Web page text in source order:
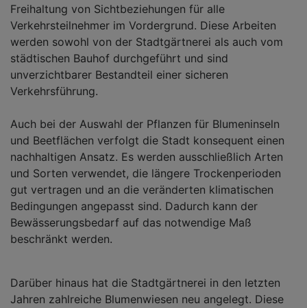
Freihaltung von Sichtbeziehungen für alle
Verkehrsteilnehmer im Vordergrund. Diese Arbeiten
werden sowohl von der Stadtgärtnerei als auch vom
städtischen Bauhof durchgeführt und sind
unverzichtbarer Bestandteil einer sicheren
Verkehrsführung.
Auch bei der Auswahl der Pflanzen für Blumeninseln
und Beetflächen verfolgt die Stadt konsequent einen
nachhaltigen Ansatz. Es werden ausschließlich Arten
und Sorten verwendet, die längere Trockenperioden
gut vertragen und an die veränderten klimatischen
Bedingungen angepasst sind. Dadurch kann der
Bewässerungsbedarf auf das notwendige Maß
beschränkt werden.
Darüber hinaus hat die Stadtgärtnerei in den letzten
Jahren zahlreiche Blumenwiesen neu angelegt. Diese